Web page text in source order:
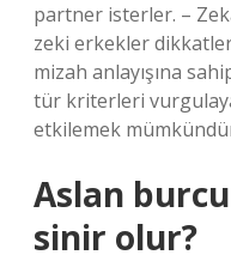
partner isterler. –
zeki erkekler
mizah anlayışına
tür kriterleri
etkilemek
Aslan
sinir olur?